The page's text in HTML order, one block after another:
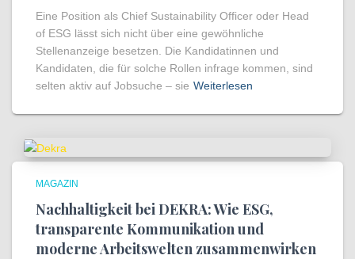
Eine Position als Chief Sustainability Officer oder Head
of ESG lässt sich nicht über eine gewöhnliche
Stellenanzeige besetzen. Die Kandidatinnen und
Kandidaten, die für solche Rollen infrage kommen, sind
selten aktiv auf Jobsuche – sie Weiterlesen
MAGAZIN
Nachhaltigkeit bei DEKRA: Wie ESG,
transparente Kommunikation und
moderne Arbeitswelten zusammenwirken